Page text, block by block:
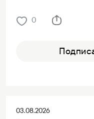
0
03.08.2026